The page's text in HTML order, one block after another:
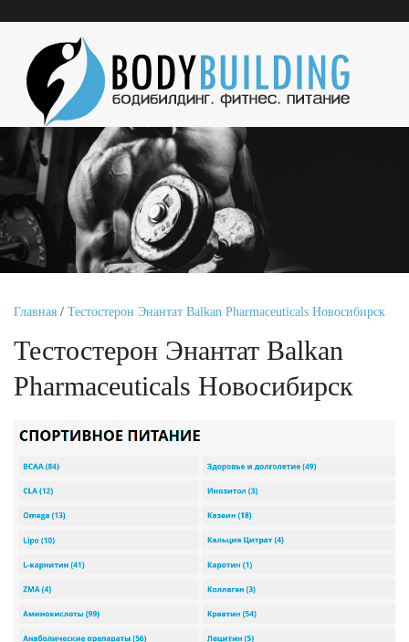
Главная / Тестостерон Энантат Balkan Pharmaceuticals Новосибирск
Тестостерон Энантат Balkan
Pharmaceuticals Новосибирск